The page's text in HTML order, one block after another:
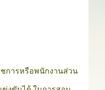
การหรือพนักงานส่วน